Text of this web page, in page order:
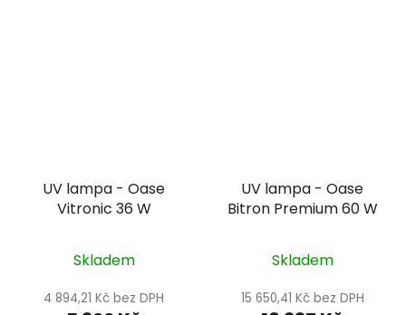
UV lampa - Oase
Vitronic 36 W
Skladem
4 894,21 Kč bez DPH
UV lampa - Oase
Bitron Premium 60 W
Skladem
15 650,41 Kč bez DPH